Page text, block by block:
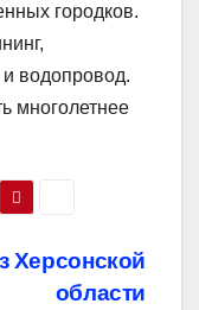
городков.
водопровод.
многолетнее
Херсонской
области